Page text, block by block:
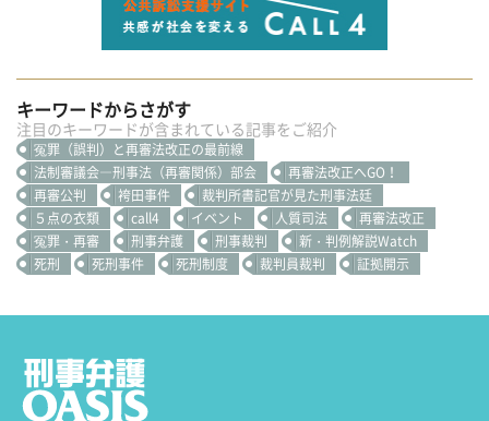
キーワードからさがす
注目のキーワードが含まれている記事をご紹介
冤罪（誤判）と再審法改正の最前線
法制審議会―刑事法（再審関係）部会
再審法改正へGO！
再審公判
袴田事件
裁判所書記官が見た刑事法廷
５点の衣類
call4 イベント 人質司法
再審法改正
冤罪・再審
刑事弁護 刑事裁判
新・判例解説Watch
死刑
死刑事件 死刑制度 裁判員裁判 証拠開示